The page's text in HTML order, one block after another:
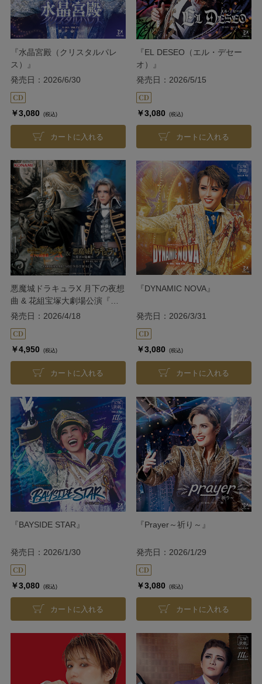
『水晶宮殿（クリスタルパレ
ス）』
発売日：2026/6/30
￥3,080 (税込)
カートに入れる
『EL DESEO（エル・デセー
オ）』
発売日：2026/5/15
￥3,080 (税込)
カートに入れる
悪魔城ドラキュラX 月下の夜想
曲 & 花組宝塚大劇場公演『悪
魔城ドラキュラ』～月下の覚醒
発売日：2026/4/18
￥4,950 (税込)
カートに入れる
『DYNAMIC NOVA』
発売日：2026/3/31
￥3,080 (税込)
カートに入れる
『BAYSIDE STAR』
発売日：2026/1/30
￥3,080 (税込)
カートに入れる
『Prayer～祈り～』
発売日：2026/1/29
￥3,080 (税込)
カートに入れる